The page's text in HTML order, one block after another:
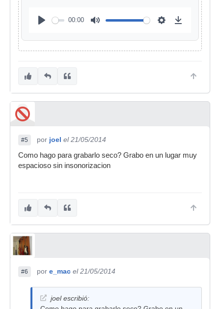
00:00
#5 por joel el 21/05/2014
Como hago para grabarlo seco? Grabo en un lugar muy
espacioso sin insonorizacion
#6 por e_mac el 21/05/2014
joel escribió: